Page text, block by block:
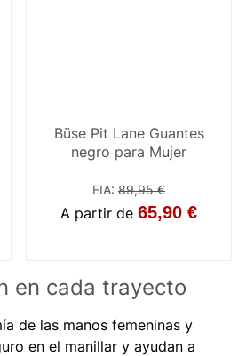
Büse Pit Lane Guantes
negro para Mujer
EIA: 89,95 €
A partir de 65,90 €
en cada trayecto
de las manos femeninas y
en el manillar y ayudan a